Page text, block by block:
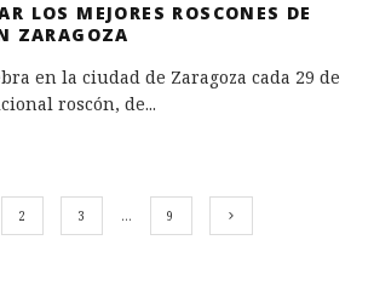
LOS MEJORES ROSCONES DE
ZARAGOZA
en la ciudad de Zaragoza cada 29 de
roscón, de...
2 3 … 9